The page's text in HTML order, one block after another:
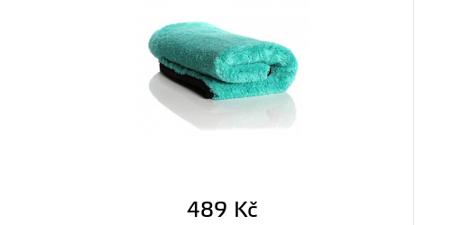
489 Kč